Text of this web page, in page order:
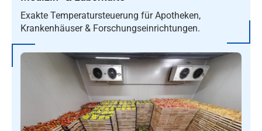
Exakte Temperatursteuerung für Apotheken,
Krankenhäuser & Forschungseinrichtungen.